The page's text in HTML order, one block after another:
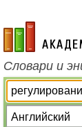
academic.ru
Словари и